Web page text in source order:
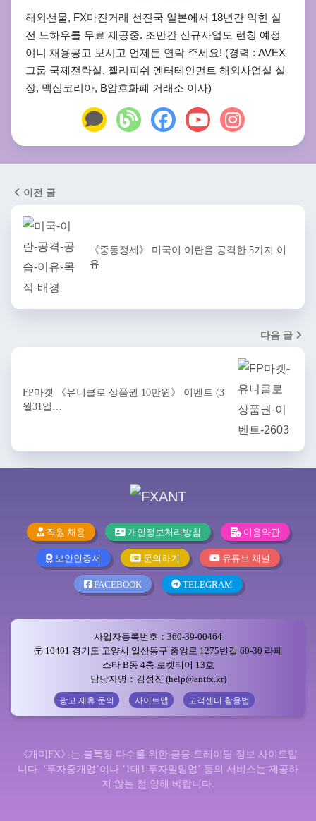
해외선물, FX마진거래 선진국 일본에서 18년간 익힌 실
전 노하우를 무료 제공중. 조만간 신규사업도 런칭 예정
이니 채용공고 보시고 언제든 연락 주세요! (경력 : AVEX
그룹 국제전략실, 젤리피쉬 엔터테인먼트 해외사업실 실
장, 맥심코리아, B암호화폐 거래소 이사)
이전 글
《중동정세》 미국이 이란을 공격한 5가지 이
유
다음 글
FP마켓 《유니클로 상품권 10만원》 이벤트 (3
월31일…
직원 채용 개인정보처리방침 이용약관
보안인증서 문의하기 유튜브 채널
FACEBOOK TELEGRAM
사업자등록번호：360-39-00464
〶 10401 경기도 고양시 일산동구 중앙로 1275번길 60-30 라페
스타 B동 4층 로켓티어 13호
담당자명：김성진 (help@antfx.kr)
광고 제휴 문의 사이트맵 고객센터 활용법
《개미FX》는 불특정 다수를 위한 금융 트레이딩 정보 사이트입
니다. ‘투자중개업’이나 ‘1대1 투자일임업’ 등의 서비스는 제공하
지 않는 점 양해 바랍니다.